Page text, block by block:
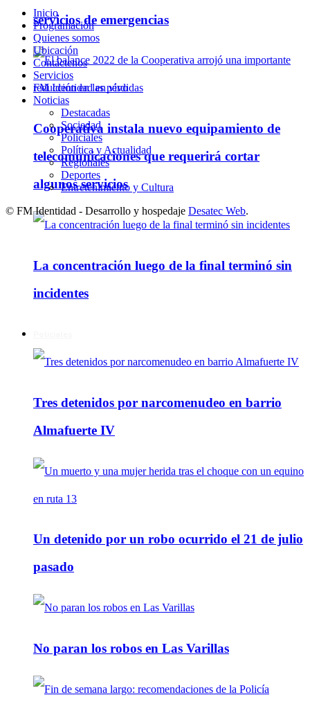
servicios de emergencias
Cooperativa instala nuevo equipamiento de
telecomunicaciones que requerirá cortar
algunos servicios
La concentración luego de la final terminó sin
incidentes
Tres detenidos por narcomenudeo en barrio
Almafuerte IV
Un detenido por un robo ocurrido el 21 de julio
pasado
No paran los robos en Las Varillas
Inicio
Programación
Quienes somos
Ubicación
Contáctenos
Servicios
FM Identidad en vivo
Noticias
Destacadas
Sociedad
Policiales
Política y Actualidad
Regionales
Deportes
Entretenimiento y Cultura
© FM Identidad - Desarrollo y hospedaje Desatec Web.